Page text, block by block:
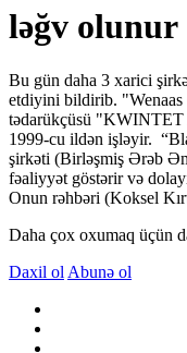
ləğv olunur
Bu gün daha 3 xarici
etdiyini bildirib. "Wenaas
tədarükçüsü "KWINTET
1999-cu ildən işləyir.
şirkəti (Birləşmiş Ərəb
fəaliyyət göstərir və
Onun rəhbəri (Koksel
Daha çox oxumaq üçün
Daxil ol Abunə ol